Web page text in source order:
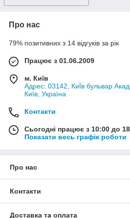
Про нас
79% позитивних з 14 відгуків за рік
Працює з 01.06.2009
м. Київ
Адрес: 03142, КиЇв бульвар
Київ, Україна
Контакти
Сьогодні працює з 10:00 до
Показати весь графік роботи
Про нас
Контакти
Доставка та оплата